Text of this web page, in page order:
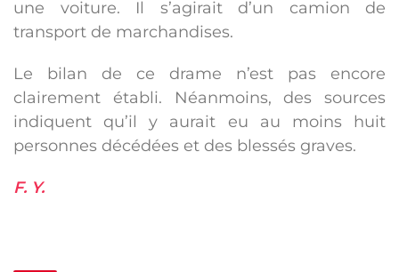
une voiture. Il s’agirait d’un camion de
transport de marchandises.
Le bilan de ce drame n’est pas encore
clairement établi. Néanmoins, des sources
indiquent qu’il y aurait eu au moins huit
personnes décédées et des blessés graves.
F. Y.